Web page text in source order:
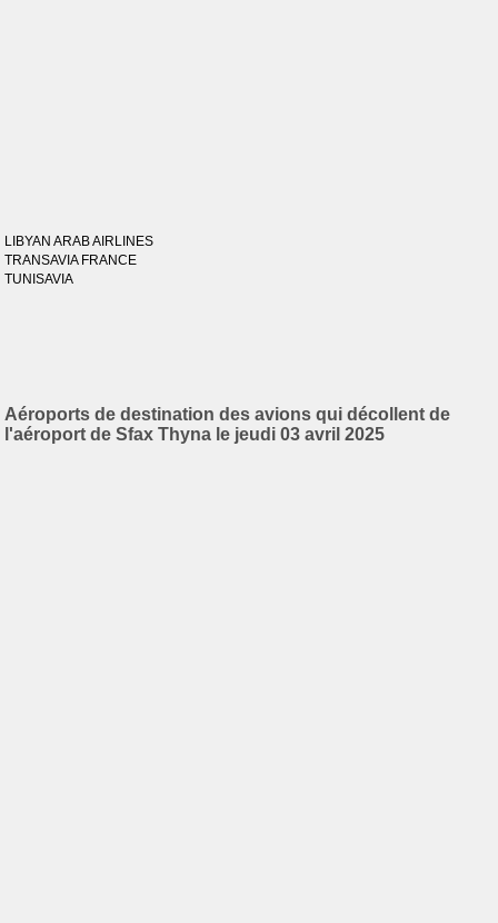
LIBYAN ARAB AIRLINES
TRANSAVIA FRANCE
TUNISAVIA
Aéroports de destination des avions qui décollent de
l'aéroport de Sfax Thyna le jeudi 03 avril 2025